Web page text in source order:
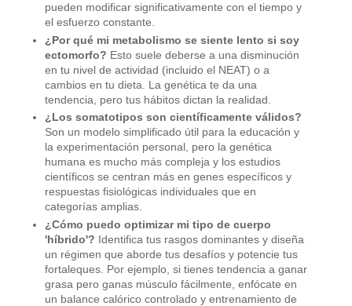
pueden modificar significativamente con el tiempo y
el esfuerzo constante.
¿Por qué mi metabolismo se siente lento si soy
ectomorfo? Esto suele deberse a una disminución
en tu nivel de actividad (incluido el NEAT) o a
cambios en tu dieta. La genética te da una
tendencia, pero tus hábitos dictan la realidad.
¿Los somatotipos son científicamente válidos?
Son un modelo simplificado útil para la educación y
la experimentación personal, pero la genética
humana es mucho más compleja y los estudios
científicos se centran más en genes específicos y
respuestas fisiológicas individuales que en
categorías amplias.
¿Cómo puedo optimizar mi tipo de cuerpo
'híbrido'? Identifica tus rasgos dominantes y diseña
un régimen que aborde tus desafíos y potencie tus
fortaleques. Por ejemplo, si tienes tendencia a ganar
grasa pero ganas músculo fácilmente, enfócate en
un balance calórico controlado y entrenamiento de